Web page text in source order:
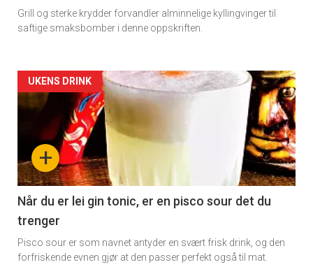
Grill og sterke krydder forvandler alminnelige kyllingvinger til
saftige smaksbomber i denne oppskriften.
Artikler
detail
section
11
Dagens
rett
+
UKENS DRINK
Når du er lei gin tonic, er en pisco sour det du
trenger
Pisco sour er som navnet antyder en svært frisk drink, og den
forfriskende evnen gjør at den passer perfekt også til mat.